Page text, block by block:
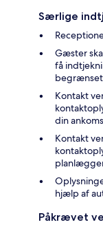
Særlige
Gæster
få
Kontakt
din
Kontakt
hjælp af
Påkrævet